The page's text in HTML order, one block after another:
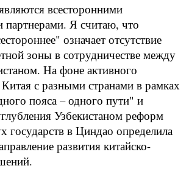
всесторонними
партнерами. Я считаю, что
означает отсутствие
зоны в сотрудничестве между
На фоне активного
с разными странами в рамках
пояса – одного пути" и
Узбекистаном реформ
государств в Циндао определила
развития китайско-